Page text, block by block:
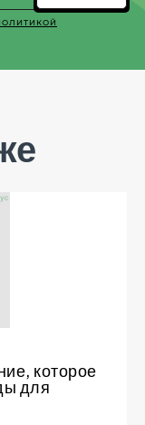
которое
для